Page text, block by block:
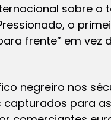
sobre o
o
frente” em vez
negreiro nos
para